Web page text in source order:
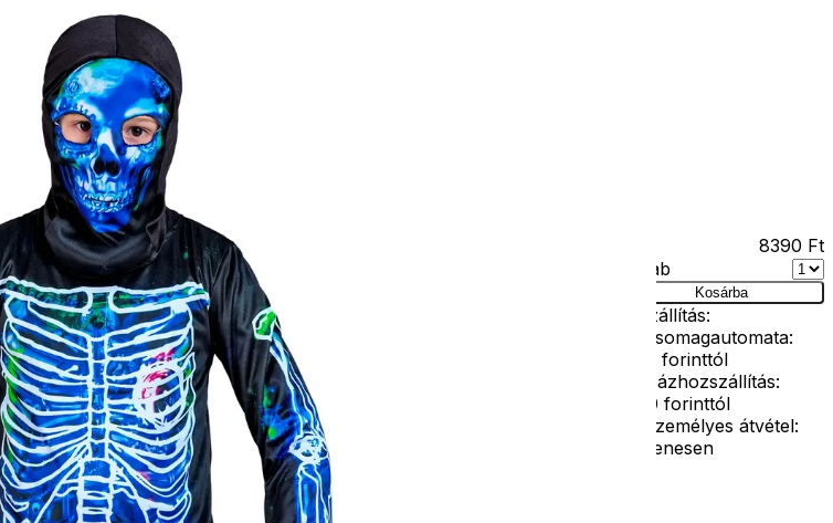
Kategóriák
Mérgező Csontváz jelmez 158-as
kék
Elérhetőség Raktáron
Méret
158[ Mérettáblázat]
Célcsoport Fiú jelmez
Típus
Csontváz
Ajánlott
korosztály
11 éves kortól 13 éves korig
8390 Ft
Darab
Kosárba
Szállítás:
- Csomagautomata:
1190 forinttól
- Házhozszállítás:
2190 forinttól
- Személyes átvétel:
ingyenesen